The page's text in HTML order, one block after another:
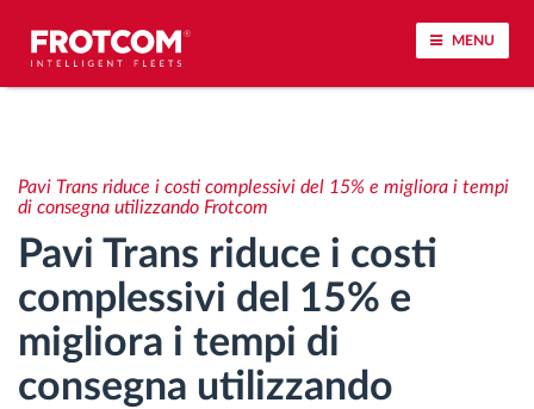
MENU
Analisi dello stile di guida
Monitoraggio dei tempi di guida
Gestione delle forza lavoro
Pavi Trans riduce i costi complessivi del 15% e migliora i tempi
di consegna utilizzando Frotcom
Pavi Trans riduce i costi
complessivi del 15% e
migliora i tempi di
consegna utilizzando